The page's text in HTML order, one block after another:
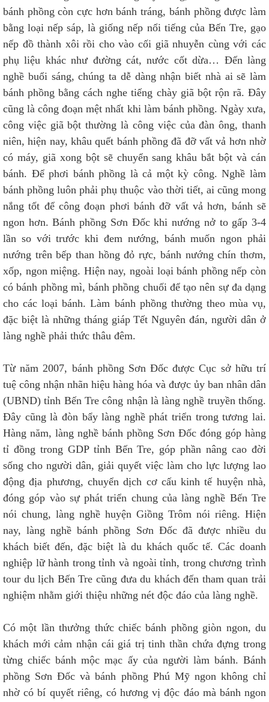
bánh phồng còn cực hơn bánh tráng, bánh phồng được làm
bằng loại nếp sáp, là giống nếp nổi tiếng của Bến Tre, gạo
nếp đồ thành xôi rồi cho vào cối giã nhuyễn cùng với các
phụ liệu khác như đường cát, nước cốt dừa… Đến làng
nghề buổi sáng, chúng ta dễ dàng nhận biết nhà ai sẽ làm
bánh phồng bằng cách nghe tiếng chày giã bột rộn rã. Đây
cũng là công đoạn mệt nhất khi làm bánh phồng. Ngày xưa,
công việc giã bột thường là công việc của đàn ông, thanh
niên, hiện nay, khâu quết bánh phồng đã đỡ vất vả hơn nhờ
có máy, giã xong bột sẽ chuyển sang khâu bắt bột và cán
bánh. Để phơi bánh phồng là cả một kỳ công. Nghề làm
bánh phồng luôn phải phụ thuộc vào thời tiết, ai cũng mong
nắng tốt để công đoạn phơi bánh đỡ vất vả hơn, bánh sẽ
ngon hơn. Bánh phồng Sơn Đốc khi nướng nở to gấp 3-4
lần so với trước khi đem nướng, bánh muốn ngon phải
nướng trên bếp than hồng đỏ rực, bánh nướng chín thơm,
xốp, ngon miệng. Hiện nay, ngoài loại bánh phồng nếp còn
có bánh phồng mì, bánh phồng chuối để tạo nên sự đa dạng
cho các loại bánh. Làm bánh phồng thường theo mùa vụ,
đặc biệt là những tháng giáp Tết Nguyên đán, người dân ở
làng nghề phải thức thâu đêm.
Từ năm 2007, bánh phồng Sơn Đốc được Cục sở hữu trí
tuệ công nhận nhãn hiệu hàng hóa và được ủy ban nhân dân
(UBND) tỉnh Bến Tre công nhận là làng nghề truyền thống.
Đây cũng là đòn bẩy làng nghề phát triển trong tương lai.
Hàng năm, làng nghề bánh phồng Sơn Đốc đóng góp hàng
tỉ đồng trong GDP tỉnh Bến Tre, góp phần nâng cao đời
sống cho người dân, giải quyết việc làm cho lực lượng lao
động địa phương, chuyển dịch cơ cấu kinh tế huyện nhà,
đóng góp vào sự phát triển chung của làng nghề Bến Tre
nói chung, làng nghề huyện Giồng Trôm nói riêng. Hiện
nay, làng nghề bánh phồng Sơn Đốc đã được nhiều du
khách biết đến, đặc biệt là du khách quốc tế. Các doanh
nghiệp lữ hành trong tỉnh và ngoài tỉnh, trong chương trình
tour du lịch Bến Tre cũng đưa du khách đến tham quan trải
nghiệm nhằm giới thiệu những nét độc đáo của làng nghề.
Có một lần thưởng thức chiếc bánh phồng giòn ngon, du
khách mới cảm nhận cái giá trị tinh thần chứa đựng trong
từng chiếc bánh mộc mạc ấy của người làm bánh. Bánh
phồng Sơn Đốc và bánh phồng Phú Mỹ ngon không chỉ
nhờ có bí quyết riêng, có hương vị độc đáo mà bánh ngon